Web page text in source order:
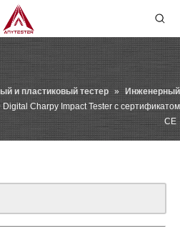
и пластиковый тестер »
Инженерный
Digital Charpy Impact Tester с сертификатом
CE